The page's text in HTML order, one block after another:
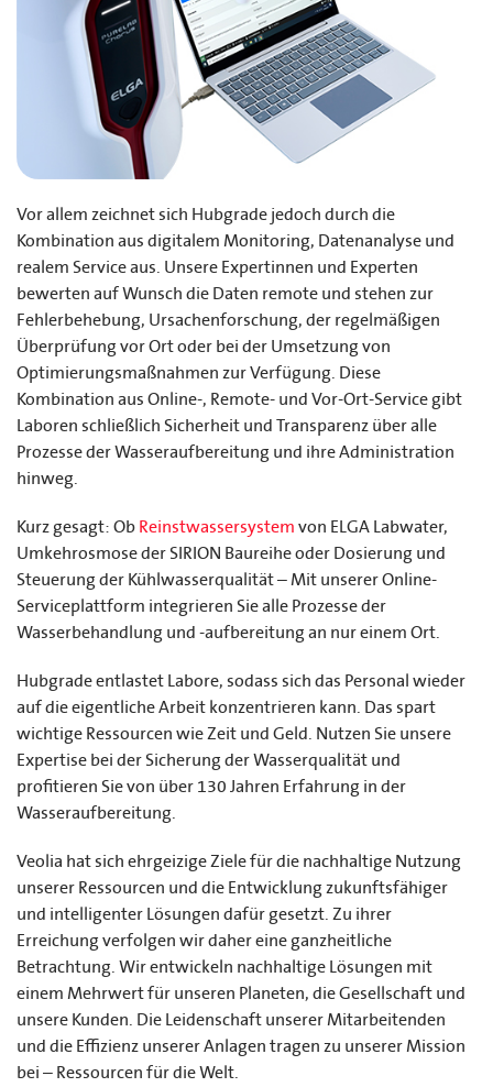
Vor allem zeichnet sich Hubgrade jedoch durch die
Kombination aus digitalem Monitoring, Datenanalyse und
realem Service aus. Unsere Expertinnen und Experten
bewerten auf Wunsch die Daten remote und stehen zur
Fehlerbehebung, Ursachenforschung, der regelmäßigen
Überprüfung vor Ort oder bei der Umsetzung von
Optimierungsmaßnahmen zur Verfügung. Diese
Kombination aus Online-, Remote- und Vor-Ort-Service gibt
Laboren schließlich Sicherheit und Transparenz über alle
Prozesse der Wasseraufbereitung und ihre Administration
hinweg.
Kurz gesagt: ObReinstwassersystemvon ELGA Labwater,
Umkehrosmose der SIRION Baureihe oder Dosierung und
Steuerung der Kühlwasserqualität – Mit unserer Online-
Serviceplattform integrieren Sie alle Prozesse der
Wasserbehandlung und -aufbereitung an nur einem Ort.
Hubgrade entlastet Labore, sodass sich das Personal wieder
auf die eigentliche Arbeit konzentrieren kann. Das spart
wichtige Ressourcen wie Zeit und Geld. Nutzen Sie unsere
Expertise bei der Sicherung der Wasserqualität und
profitieren Sie von über 130 Jahren Erfahrung in der
Wasseraufbereitung.
Veolia hat sich ehrgeizige Ziele für die nachhaltige Nutzung
unserer Ressourcen und die Entwicklung zukunftsfähiger
und intelligenter Lösungen dafür gesetzt. Zu ihrer
Erreichung verfolgen wir daher eine ganzheitliche
Betrachtung. Wir entwickeln nachhaltige Lösungen mit
einem Mehrwert für unseren Planeten, die Gesellschaft und
unsere Kunden. Die Leidenschaft unserer Mitarbeitenden
und die Effizienz unserer Anlagen tragen zu unserer Mission
bei – Ressourcen für die Welt.